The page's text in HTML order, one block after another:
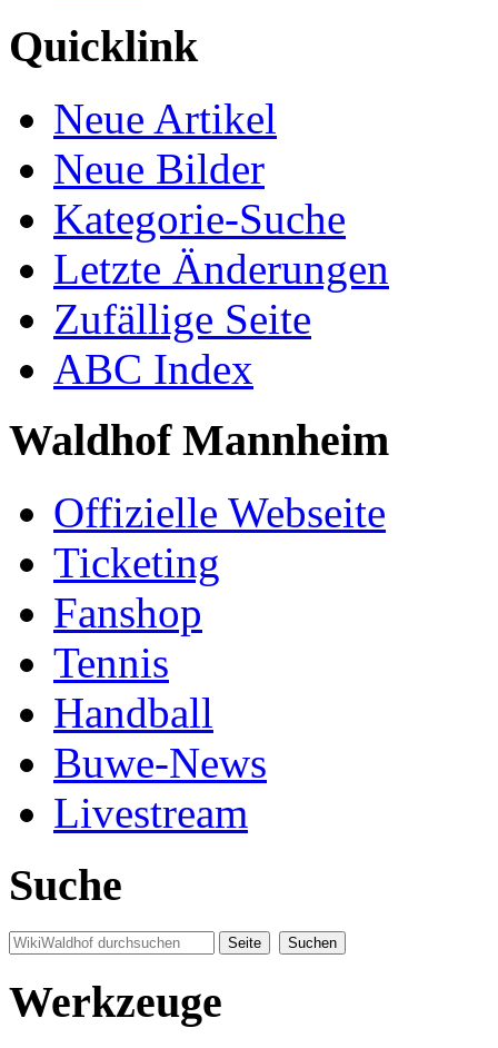
Quicklink
Neue Artikel
Neue Bilder
Kategorie-Suche
Letzte Änderungen
Zufällige Seite
ABC Index
Waldhof Mannheim
Offizielle Webseite
Ticketing
Fanshop
Tennis
Handball
Buwe-News
Livestream
Suche
Werkzeuge